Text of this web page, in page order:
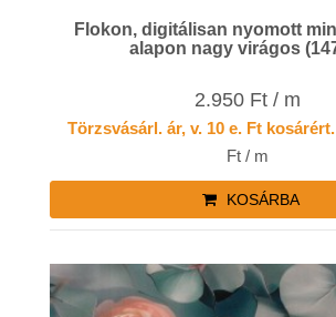
Flokon, digitálisan nyomott
alapon nagy virágos
2.950 Ft / m
Törzsvásárl. ár, v. 10 e. Ft
Ft / m
KOSÁRBA